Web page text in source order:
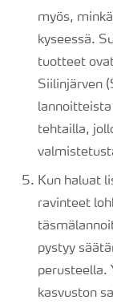
myös,
kyseessä.
tuotteet
Siilinjärven
tehtailla,
Kun haluat
ravinteet
pystyy
perusteella.
kasvuston